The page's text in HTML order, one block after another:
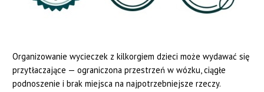
Organizowanie wycieczek z kilkorgiem dzieci może wydawać się
przytłaczające — ograniczona przestrzeń w wózku, ciągłe
podnoszenie i brak miejsca na najpotrzebniejsze rzeczy.